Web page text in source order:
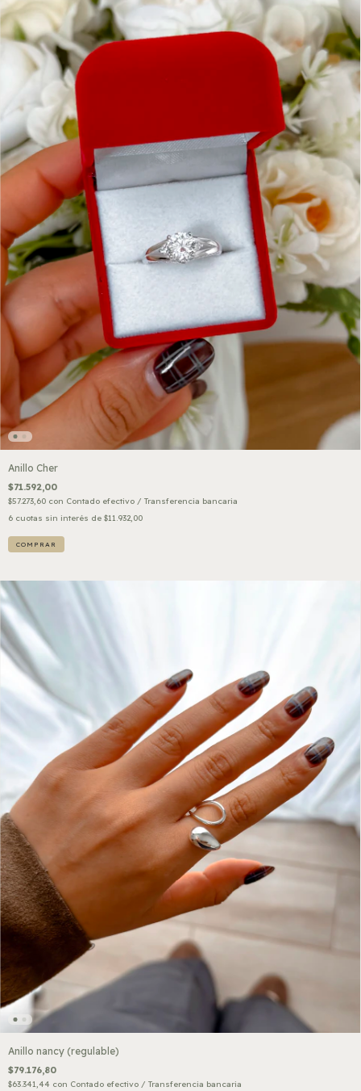
Anillo Cher
$71.592,00
$57.273,60 con Contado efectivo / Transferencia bancaria
6 cuotas sin interés de $11.932,00
COMPRAR
Anillo nancy (regulable)
$79.176,80
$63.341,44 con Contado efectivo / Transferencia bancaria